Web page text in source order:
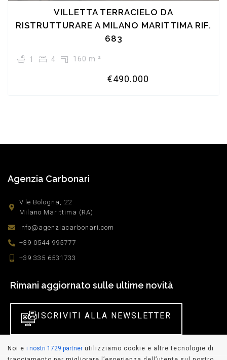
VILLETTA TERRACIELO DA
RISTRUTTURARE A MILANO MARITTIMA RIF.
683
1 4 160 m ²
€490.000
Agenzia Carbonari
V.le Bologna, 22
Milano Marittima (RA)
info@agenziacarbonari.com
+39 0544 995777
+39 335 6531733
Rimani aggiornato sulle ultime novità
ISCRIVITI ALLA NEWSLETTER
Noi e i nostri 1729 partner utilizziamo cookie e altre tecnologie di